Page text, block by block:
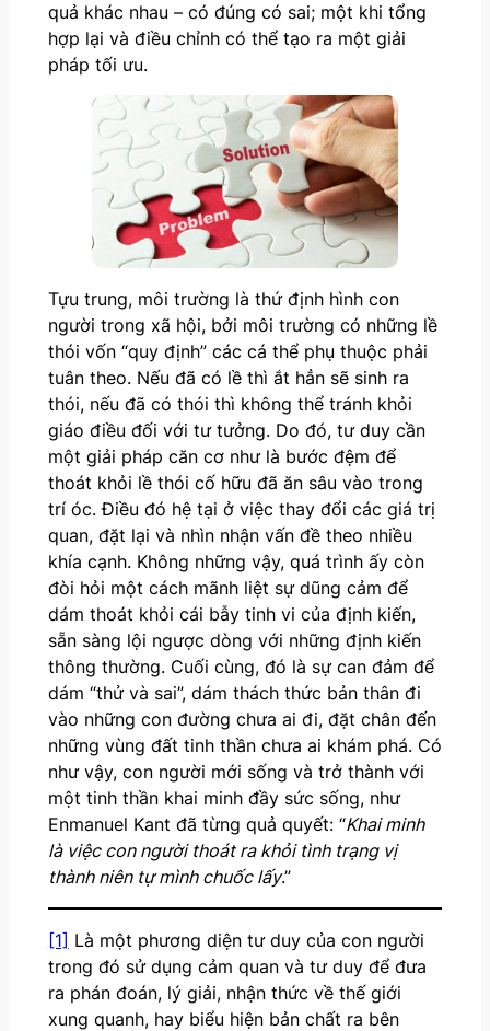
quả khác nhau – có đúng có sai; một khi tổng
hợp lại và điều chỉnh có thể tạo ra một giải
pháp tối ưu.
Tựu trung, môi trường là thứ định hình con
người trong xã hội, bởi môi trường có những lề
thói vốn “quy định” các cá thể phụ thuộc phải
tuân theo. Nếu đã có lề thì ắt hẳn sẽ sinh ra
thói, nếu đã có thói thì không thể tránh khỏi
giáo điều đối với tư tưởng. Do đó, tư duy cần
một giải pháp căn cơ như là bước đệm để
thoát khỏi lề thói cố hữu đã ăn sâu vào trong
trí óc. Điều đó hệ tại ở việc thay đổi các giá trị
quan, đặt lại và nhìn nhận vấn đề theo nhiều
khía cạnh. Không những vậy, quá trình ấy còn
đòi hỏi một cách mãnh liệt sự dũng cảm để
dám thoát khỏi cái bẫy tinh vi của định kiến,
sẵn sàng lội ngược dòng với những định kiến
thông thường. Cuối cùng, đó là sự can đảm để
dám “thử và sai”, dám thách thức bản thân đi
vào những con đường chưa ai đi, đặt chân đến
những vùng đất tinh thần chưa ai khám phá. Có
như vậy, con người mới sống và trở thành với
một tinh thần khai minh đầy sức sống, như
Enmanuel Kant đã từng quả quyết: “Khai minh
là việc con người thoát ra khỏi tình trạng vị
thành niên tự mình chuốc lấy.”
[1] Là một phương diện tư duy của con người
trong đó sử dụng cảm quan và tư duy để đưa
ra phán đoán, lý giải, nhận thức về thế giới
xung quanh, hay biểu hiện bản chất ra bên